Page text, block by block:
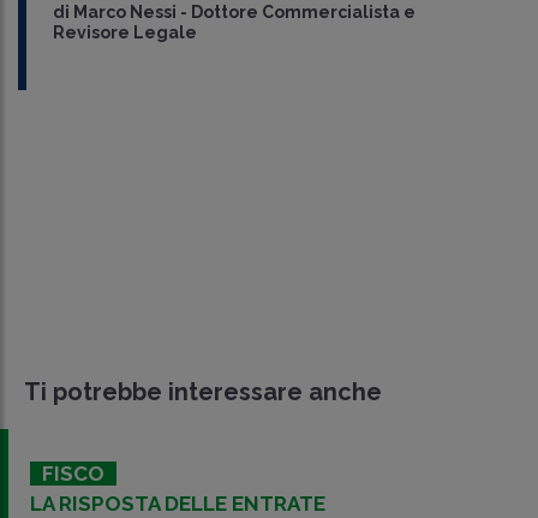
di Marco Nessi - Dottore Commercialista e
Revisore Legale
Ti potrebbe interessare anche
FISCO
LA RISPOSTA DELLE ENTRATE